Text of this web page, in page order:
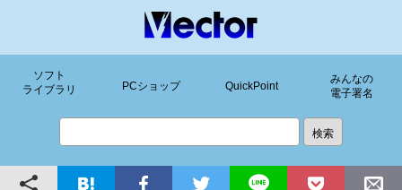
ソフト
ライブラリ
PCショップ QuickPoint
みんなの
電子署名